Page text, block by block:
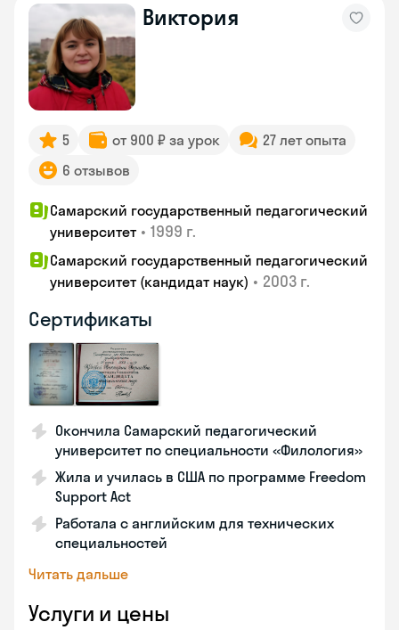
Виктория
5 от 900 ₽ за урок
27 лет опыта
6 отзывов
Самарский государственный педагогический
университет • 1999 г.
Самарский государственный педагогический
университет (кандидат наук) • 2003 г.
Сертификаты
Окончила Самарский педагогический
университет по специальности «Филология»
Жила и училась в США по программе Freedom
Support Act
Работала с английским для технических
специальностей
Читать дальше
Услуги и цены